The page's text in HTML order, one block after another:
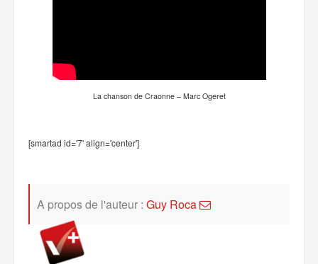
La chanson de Craonne – Marc Ogeret
[smartad id='7' align='center']
A propos de l'auteur : Guy Roca